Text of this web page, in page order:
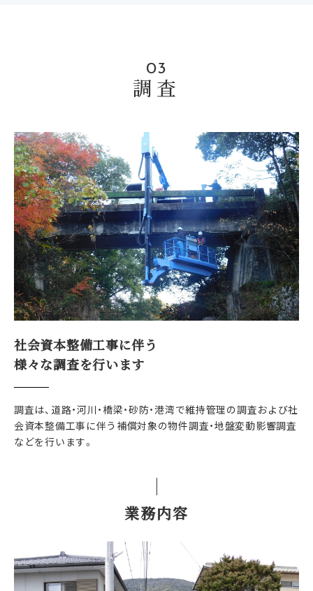
03
調査
社会資本整備工事に伴う
様々な調査を行います
調査は、道路・河川・橋梁・砂防・港湾で維持管理の調査および社
会資本整備工事に伴う補償対象の物件調査・地盤変動影響調査
などを行います。
業務内容